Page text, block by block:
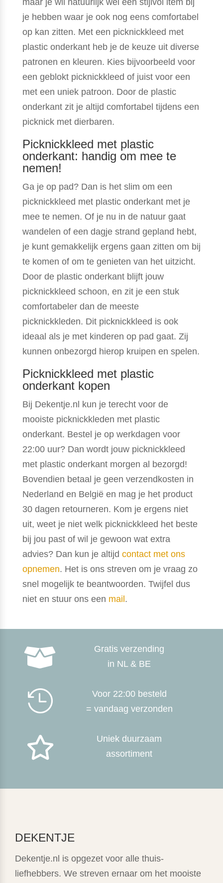
maar je wil natuurlijk wel een stijlvol item bij
je hebben waar je ook nog eens comfortabel
op kan zitten. Met een picknickkleed met
plastic onderkant heb je de keuze uit diverse
patronen en kleuren. Kies bijvoorbeeld voor
een geblokt picknickkleed of juist voor een
met een uniek patroon. Door de plastic
onderkant zit je altijd comfortabel tijdens een
picknick met dierbaren.
Picknickkleed met plastic
onderkant: handig om mee te
nemen!
Ga je op pad? Dan is het slim om een
picknickkleed met plastic onderkant met je
mee te nemen. Of je nu in de natuur gaat
wandelen of een dagje strand gepland hebt,
je kunt gemakkelijk ergens gaan zitten om bij
te komen of om te genieten van het uitzicht.
Door de plastic onderkant blijft jouw
picknickkleed schoon, en zit je een stuk
comfortabeler dan de meeste
picknickkleden. Dit picknickkleed is ook
ideaal als je met kinderen op pad gaat. Zij
kunnen onbezorgd hierop kruipen en spelen.
Picknickkleed met plastic
onderkant kopen
Bij Dekentje.nl kun je terecht voor de
mooiste picknickkleden met plastic
onderkant. Bestel je op werkdagen voor
22:00 uur? Dan wordt jouw picknickkleed
met plastic onderkant morgen al bezorgd!
Bovendien betaal je geen verzendkosten in
Nederland en België en mag je het product
30 dagen retourneren. Kom je ergens niet
uit, weet je niet welk picknickkleed het beste
bij jou past of wil je gewoon wat extra
advies? Dan kun je altijd contact met ons
opnemen. Het is ons streven om je vraag zo
snel mogelijk te beantwoorden. Twijfel dus
niet en stuur ons een mail .

Gratis verzending
in NL & BE

Voor 22:00 besteld
= vandaag verzonden

Uniek duurzaam
assortiment
DEKENTJE
Dekentje.nl is opgezet voor alle thuis-
liefhebbers. We streven ernaar om het mooiste